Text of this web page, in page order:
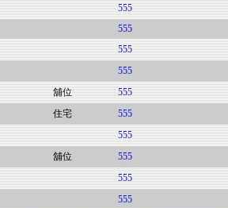
555
555
555
555
舖位
555
住宅
555
555
舖位
555
555
555